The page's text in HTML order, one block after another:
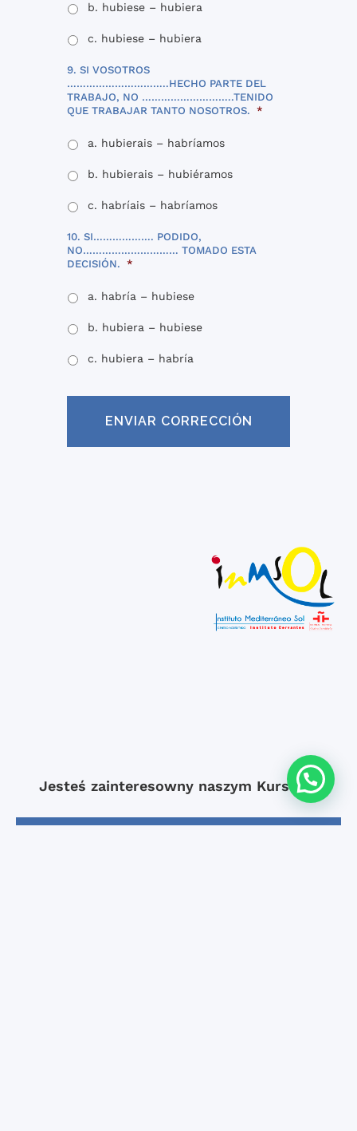
b. hubiese – hubiera
c. hubiese – hubiera
9. SI VOSOTROS
…………………………..HECHO PARTE DEL
TRABAJO, NO ………………………..TENIDO
QUE TRABAJAR TANTO NOSOTROS. *
a. hubierais – habríamos
b. hubierais – hubiéramos
c. habríais – habríamos
10. SI………………. PODIDO,
NO………………………… TOMADO ESTA
DECISIÓN. *
a. habría – hubiese
b. hubiera – hubiese
c. hubiera – habría
Jesteś zainteresowny naszym Kursem?